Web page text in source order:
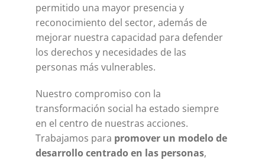
permitido una mayor presencia y
reconocimiento del sector, además de
mejorar nuestra capacidad para defender
los derechos y necesidades de las
personas más vulnerables.
Nuestro compromiso con la
transformación social ha estado siempre
en el centro de nuestras acciones.
Trabajamos para promover un modelo de
desarrollo centrado en las personas,